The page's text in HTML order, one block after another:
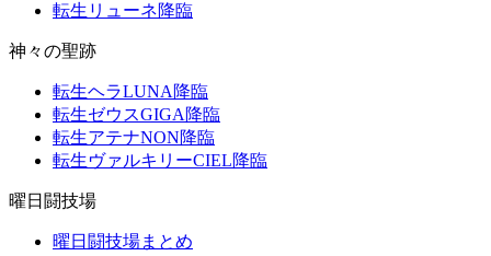
転生リューネ降臨
神々の聖跡
転生ヘラLUNA降臨
転生ゼウスGIGA降臨
転生アテナNON降臨
転生ヴァルキリーCIEL降臨
曜日闘技場
曜日闘技場まとめ